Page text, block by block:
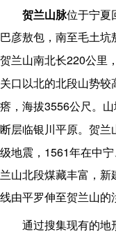
贺兰山脉位于宁夏
巴彦敖包，南至毛土坑
贺兰山南北长220公里
关口以北的北段山势较
瘩，海拔3556公尺。
断层临银川平原。贺兰
级地震， 1561年在中宁
兰山北段煤藏丰富，新
线由平罗伸至贺兰山的
通过搜集现有的地